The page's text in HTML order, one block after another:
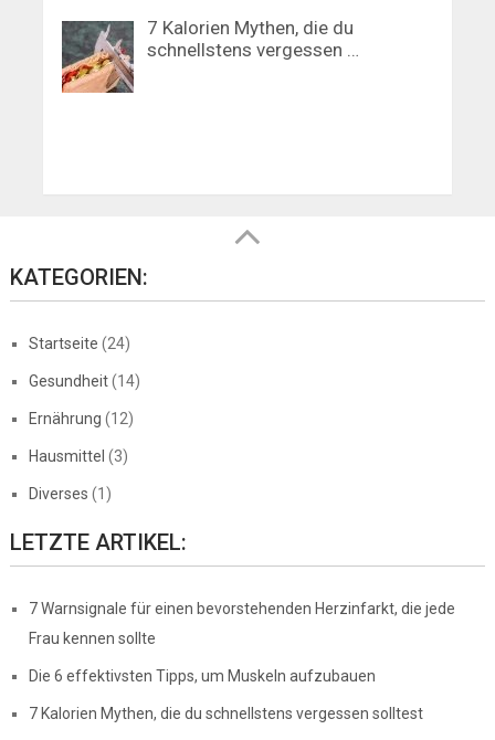
7 Kalorien Mythen, die du
schnellstens vergessen …
KATEGORIEN:
Startseite (24)
Gesundheit(14)
Ernährung (12)
Hausmittel (3)
Diverses (1)
LETZTE ARTIKEL:
7 Warnsignale für einen bevorstehenden Herzinfarkt, die jede
Frau kennen sollte
Die 6 effektivsten Tipps, um Muskeln aufzubauen
7 Kalorien Mythen, die du schnellstens vergessen solltest